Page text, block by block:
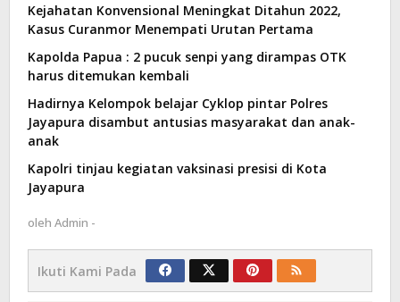
Kejahatan Konvensional Meningkat Ditahun 2022,
Kasus Curanmor Menempati Urutan Pertama
Kapolda Papua : 2 pucuk senpi yang dirampas OTK
harus ditemukan kembali
Hadirnya Kelompok belajar Cyklop pintar Polres
Jayapura disambut antusias masyarakat dan anak-
anak
Kapolri tinjau kegiatan vaksinasi presisi di Kota
Jayapura
oleh Admin -
Ikuti Kami Pada